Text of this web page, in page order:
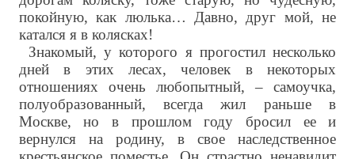
покойную, как люлька… Давно, друг мой, не
катался я в колясках!
Знакомый, у которого я прогостил несколько
дней в этих лесах, человек в некоторых
отношениях очень любопытный, – самоучка,
полуобразованный, всегда жил раньше в
Москве, но в прошлом году бросил ее и
вернулся на родину, в свое наследственное